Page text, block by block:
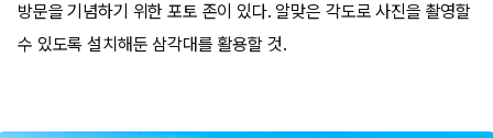
방문을 기념하기 위한 포토 존이 있다. 알맞은 각도로 사진을 촬영할
수 있도록 설치해둔 삼각대를 활용할 것.